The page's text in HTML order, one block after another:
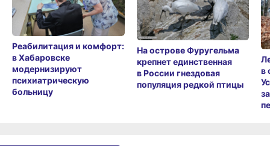
Реабилитация и комфорт:
в Хабаровске
модернизируют
психиатрическую
больницу
На острове Фуругельма
крепнет единственная
в России гнездовая
популяция редкой птицы
в